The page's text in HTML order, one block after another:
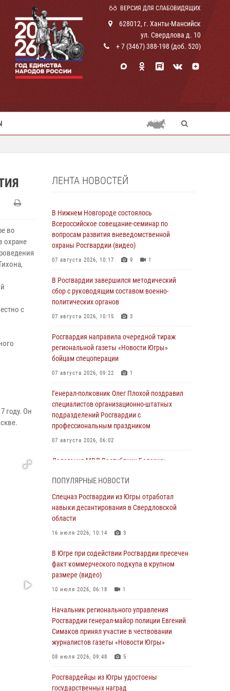
ВЕРСИЯ ДЛЯ СЛАБОВИДЯЩИХ
628012, г. Ханты-Мансийск
ул. Свердлова д. 10
+ 7 (3467) 388-198 (доб. 520)
во
охране
с
году. Он
ЛЕНТА НОВОСТЕЙ
В Нижнем Новгороде состоялось
Всероссийское совещание-семинар по
вопросам развития вневедомственной
охраны Росгвардии (видео)
07 августа 2026, 10:17 9 1
В Росгвардии завершился методический
сбор с руководящим составом военно-
политических органов
07 августа 2026, 10:15 3
Росгвардия направила очередной тираж
региональной газеты «Новости Югры»
бойцам спецоперации
07 августа 2026, 09:22 1
Генерал-полковник Олег Плохой поздравил
специалистов организационно-штатных
подразделений Росгвардии с
профессиональным праздником
07 августа 2026, 06:02
Делегация МВД Республики Беларусь
работы Росгвардии в Москве (видео)
06 августа 2026, 11:29 5 1
Военнослужащие Росгвардии сбили дрон-
разведчик ВСУ на южном направлении
Офицеры Росгвардии и ветераны войск
правопорядка почтили память генерала
В Югре при силовой поддержке ОМОН
Росгвардии задержаны подозреваемые в
страховом мошенничестве
06 августа 2026, 09:07
Урайский отдел вневедомственной охраны
Росгвардии отмечает 60-летний юбилей
ПОПУЛЯРНЫЕ НОВОСТИ
Спецназ Росгвардии из Югры отработал
навыки десантирования в Свердловской
области
16 июля 2026, 10:14 3
В Югре при содействии Росгвардии пресечен
факт коммерческого подкупа в крупном
размере (видео)
10 июля 2026, 06:18 1
Начальник регионального управления
Росгвардии генерал-майор полиции Евгений
Симаков принял участие в чествовании
журналистов газеты «Новости Югры»
08 июля 2026, 09:48 5
Росгвардейцы из Югры удостоены
государственных наград